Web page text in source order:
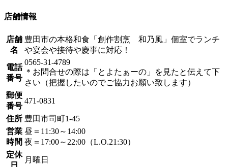
店舗情報
店舗
名
豊田市の本格和食「創作割烹 和乃風」個室でランチ
や宴会や接待や慶事に対応！
電話
番号
0565-31-4789
＊お問合せの際は「とよたぁーの」を見たと伝えて下
さい（把握したいのでご協力お願い致します）
郵便
番号
471-0831
住所 豊田市司町1-45
営業
時間
昼＝11:30～14:00
夜＝17:00～22:00（L.O.21:30）
定休
日
月曜日